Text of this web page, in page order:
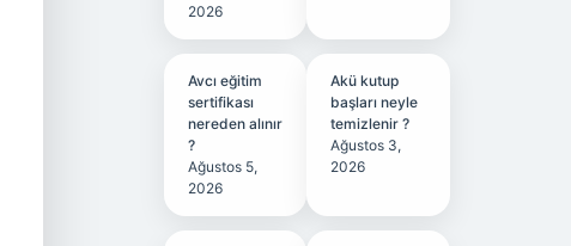
2026
Avcı eğitim
sertifikası
nereden alınır
?
Ağustos 5,
2026
Akü kutup
başları neyle
temizlenir ?
Ağustos 3,
2026